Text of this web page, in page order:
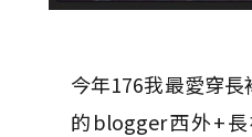
今年176我最愛穿
的blogger西外+